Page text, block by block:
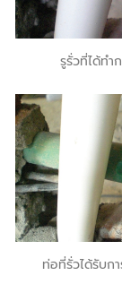
รูรั่วที่ได้ทำ
ท่อที่รั่วได้รับก